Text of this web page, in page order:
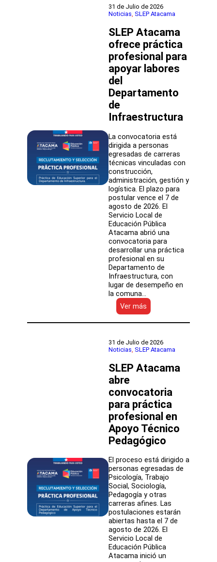
profesional
en
de
Personas
de
SLEP
Atacama
abre
31 de Julio de 2026
Noticias, SLEP Atacama
SLEP Atacama
ofrece práctica
profesional para
apoyar labores
del
Departamento
de
Infraestructura
La convocatoria está
dirigida a personas
egresadas de carreras
técnicas vinculadas con
construcción,
administración, gestión y
logística. El plazo para
postular vence el 7 de
agosto de 2026. El
Servicio Local de
Educación Pública
Atacama abrió una
convocatoria para
desarrollar una práctica
profesional en su
Departamento de
Infraestructura, con
lugar de desempeño en
la comuna…
Ver más
SLEP
Atacama
práctica
profesional
apoyar
Departamento
de
Infraestructura
31 de Julio de 2026
Noticias SLEP Atacama
SLEP Atacama
abre
convocatoria
para práctica
profesional en
Apoyo Técnico
Pedagógico
El proceso está dirigido a
personas egresadas de
Psicología, Trabajo
Social, Sociología,
Pedagogía y otras
carreras afines. Las
postulaciones estarán
abiertas hasta el 7 de
agosto de 2026. El
Servicio Local de
Educación Pública
Atacama inició un